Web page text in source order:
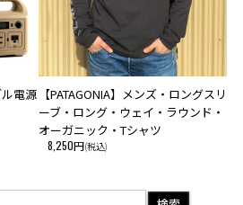
電源 【PATAGONIA】メンズ・ロングスリ
ーブ・ロング・ウェイ・ラウンド・
オーガニック・Tシャツ
8,250円(税込)